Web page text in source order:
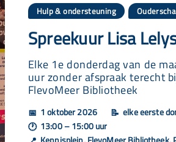
Hulp & ondersteuning
Spreekuur Lisa
Elke 1e donderdag van de
uur zonder afspraak terecht
FlevoMeer Bibliotheek
📅 1 oktober 2026 📝 elke eerste
🕐 13:00 – 15:00 uur